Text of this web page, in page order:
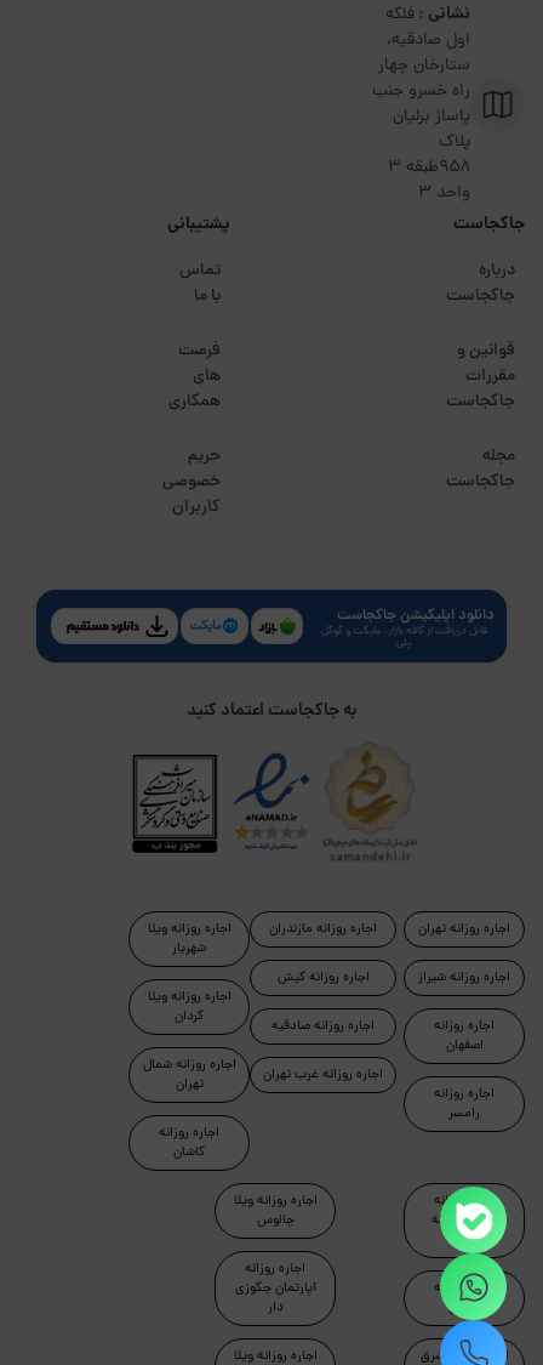
نشانی :فلکه
اول صادقیه،
ستارخان چهار
راه خسرو جنب
پاساژ برلیان
پلاک
۹۵۸طبقه 3
واحد 3
جاکجاست
درباره
جاکجاست
قوانین و
مقررات
جاکجاست
مجله
جاکجاست
پشتیبانی
تماس
با ما
فرصت
های
همکاری
حریم
خصوصی
کاربران
دانلود اپلیکیشن جاکجاست
قابل دریافت از کافه بازار، مایکت و گوگل
پلی
به جاکجاست اعتماد کنید
اجاره روزانه تهران
اجاره روزانه شیراز
اجاره روزانه
اصفهان
اجاره روزانه
رامسر
اجاره روزانه مازندران
اجاره روزانه کیش
اجاره روزانه صادقیه
اجاره روزانه غرب تهران
اجاره روزانه ویلا
شهریار
اجاره روزانه ویلا
کردان
اجاره روزانه شمال
تهران
اجاره روزانه
کاشان
اجاره روزانه
آپارتمان مبله
تهران
اجاره روزانه
ماسال
اجاره روزانه شرق
اجاره روزانه ویلا
چالوس
اجاره روزانه
آپارتمان جکوزی
دار
اجاره روزانه ویلا